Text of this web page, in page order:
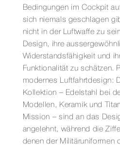
Bedingungen im Cockpit
sich niemals geschlagen
nicht in der Luftwaffe zu
Design, ihre
Widerstandsfähigkeit und
Funktionalität zu schätzen.
modernes Luftfahrtdesign:
Kollektion – Edelstahl bei
Modellen, Keramik und
Mission – sind an das
angelehnt, während die
denen der Militäruniformen